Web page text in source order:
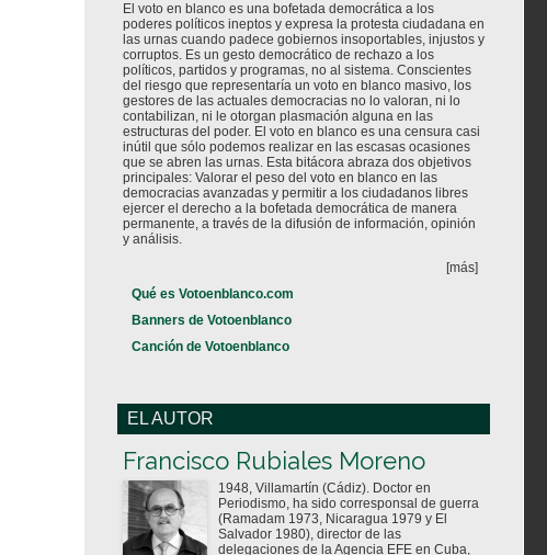
El voto en blanco es una bofetada democrática a los
poderes políticos ineptos y expresa la protesta ciudadana en
las urnas cuando padece gobiernos insoportables, injustos y
corruptos. Es un gesto democrático de rechazo a los
políticos, partidos y programas, no al sistema. Conscientes
del riesgo que representaría un voto en blanco masivo, los
gestores de las actuales democracias no lo valoran, ni lo
contabilizan, ni le otorgan plasmación alguna en las
estructuras del poder. El voto en blanco es una censura casi
inútil que sólo podemos realizar en las escasas ocasiones
que se abren las urnas. Esta bitácora abraza dos objetivos
principales: Valorar el peso del voto en blanco en las
democracias avanzadas y permitir a los ciudadanos libres
ejercer el derecho a la bofetada democrática de manera
permanente, a través de la difusión de información, opinión
y análisis.
[más]
Qué es Votoenblanco.com
Banners de Votoenblanco
Canción de Votoenblanco
EL AUTOR
Francisco Rubiales Moreno
1948, Villamartín (Cádiz). Doctor en
Periodismo, ha sido corresponsal de guerra
(Ramadam 1973, Nicaragua 1979 y El
Salvador 1980), director de las
delegaciones de la Agencia EFE en Cuba,